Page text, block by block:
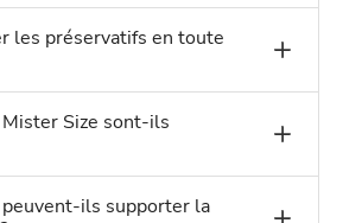
les préservatifs en toute
Size sont-ils
ils supporter la